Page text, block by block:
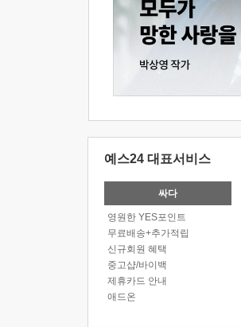
예스24 대표서비스
싸다
영원한 YES포인트
무료배송+추가적립
신규회원 혜택
중고샵/바이백
제휴카드 안내
애드온